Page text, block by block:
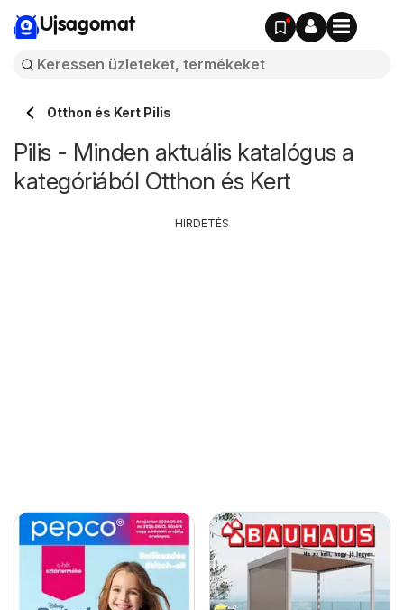
Ujsagomat
Otthon és Kert Pilis
Pilis - Minden aktuális katalógus a
kategóriából Otthon és Kert
HIRDETÉS